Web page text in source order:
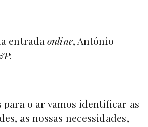
entrada online, António
:
para o ar vamos identificar as
as nossas necessidades,